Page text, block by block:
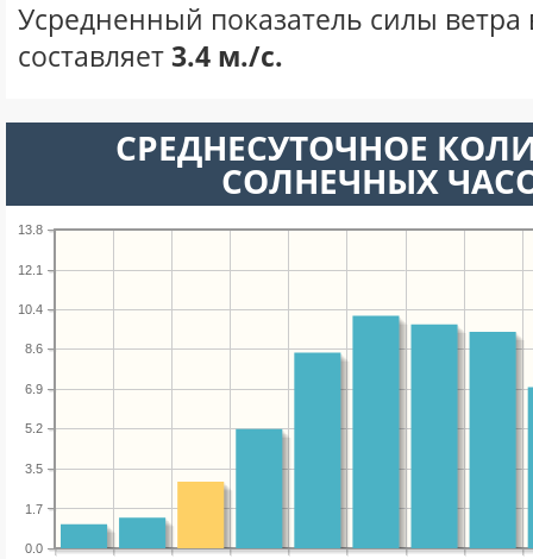
Усредненный показатель силы ветра
составляет3.4 м./с.
СРЕДНЕСУТОЧНОЕ
СОЛНЕЧНЫХ
0.0
1.7
3.5
5.2
6.9
8.6
10.4
12.1
13.8